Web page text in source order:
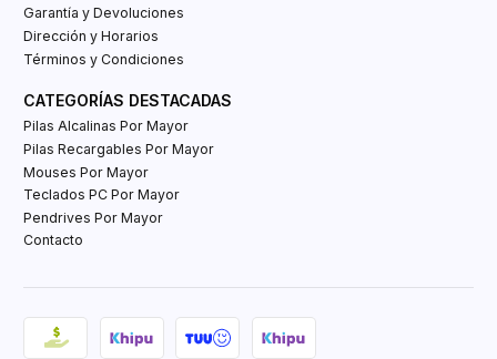
Garantía y Devoluciones
Dirección y Horarios
Términos y Condiciones
CATEGORÍAS DESTACADAS
Pilas Alcalinas Por Mayor
Pilas Recargables Por Mayor
Mouses Por Mayor
Teclados PC Por Mayor
Pendrives Por Mayor
Contacto